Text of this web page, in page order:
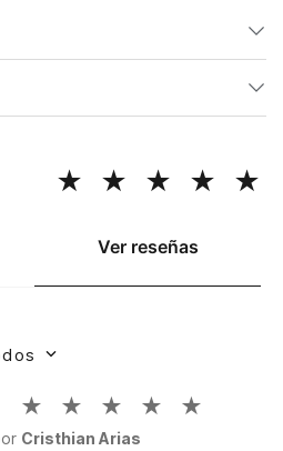
Ver reseñas
★ ★ ★ ★ ★
★ ★ ★ ★ ★
Cristhian Arias